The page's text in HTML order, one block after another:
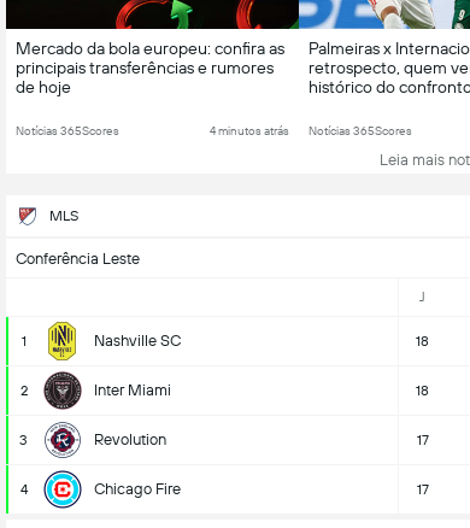
Mercado da bola europeu: confira as
principais transferências e rumores
de hoje
Notícias 365Scores 4 minutos atrás
Palmeiras x
retrospecto, quem
histórico do
Notícias 365Scores
Leia mais
MLS
Conferência Leste
J
1 Nashville SC 18
2 Inter Miami 18
3 Revolution 17
4 Chicago Fire 17